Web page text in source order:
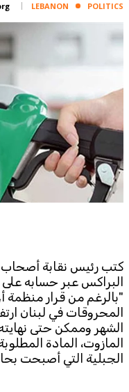
LEBANON
POLITICS
كتب رئيس نقابة
البراكس عبر حسابه
"بالرغم من قرار منظمة
المحروقات في لبنان
الشهر وممكن حتى
المازوت، المادة
الجبلية التي أصبحت